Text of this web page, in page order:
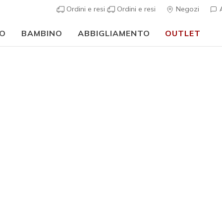
Ordini e resi Ordini e resi Negozi
BAMBINO ABBIGLIAMENTO OUTLET